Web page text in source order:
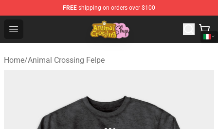
FREE shipping on orders over $100
Open menu
Animal Crossing Shop - Official Animal Crossing
Home/Animal Crossing Felpe